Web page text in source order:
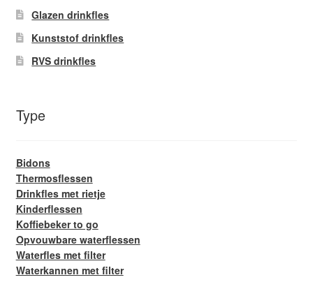
Glazen drinkfles
Kunststof drinkfles
RVS drinkfles
Type
Bidons
Thermosflessen
Drinkfles met rietje
Kinderflessen
Koffiebeker to go
Opvouwbare waterflessen
Waterfles met filter
Waterkannen met filter